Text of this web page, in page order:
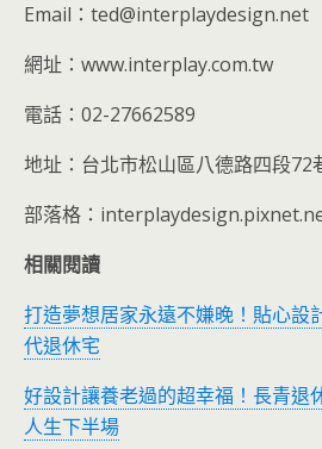
Email：ted@interplaydesign.net
網址：www.interplay.com.tw
電話：02-27662589
地址：台北市松山區八德路四段72
部落格：
相關閱讀
打造夢想居家永遠不嫌晚！貼心設
代退休宅
好設計讓養老過的超幸福！長青退
人生下半場